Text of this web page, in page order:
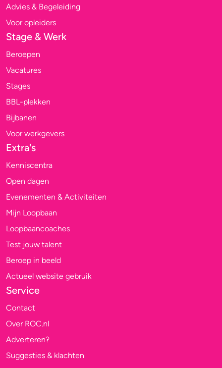
Advies & Begeleiding
Voor opleiders
Stage & Werk
Beroepen
Vacatures
Stages
BBL-plekken
Bijbanen
Voor werkgevers
Extra's
Kenniscentra
Open dagen
Evenementen & Activiteiten
Mijn Loopbaan
Loopbaancoaches
Test jouw talent
Beroep in beeld
Actueel website gebruik
Service
Contact
Over ROC.nl
Adverteren?
Suggesties & klachten